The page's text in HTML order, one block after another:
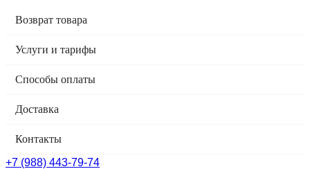
Возврат товара
Услуги и тарифы
Способы оплаты
Доставка
Контакты
+7 (988) 443-79-74